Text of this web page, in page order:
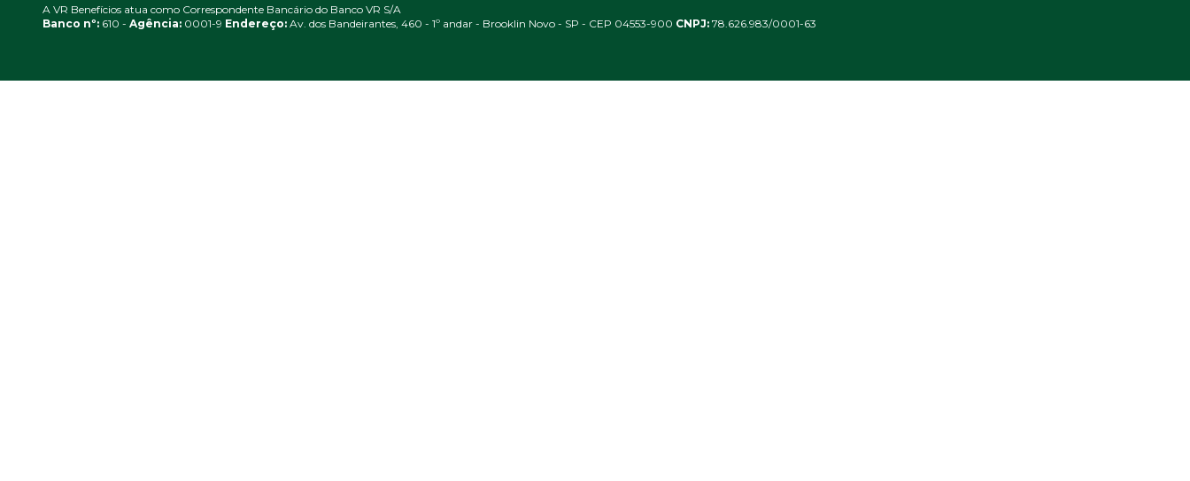
A VR Benefícios atua como Correspondente Bancário do Banco VR S/A
Banco nº: 610 - Agência: 0001-9 Endereço: Av. dos Bandeirantes, 460 - 1º andar - Brooklin Novo - SP - CEP 04553-900 CNPJ: 78.626.983/0001-63